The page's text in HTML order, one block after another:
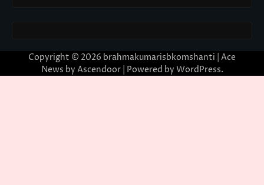
Copyright © 2026 brahmakumarisbkomshanti | Ace
News by Ascendoor| Powered by WordPress.